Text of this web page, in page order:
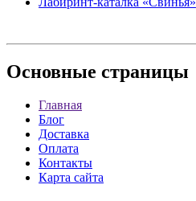
Основные страницы
Главная
Блог
Доставка
Оплата
Контакты
Карта сайта